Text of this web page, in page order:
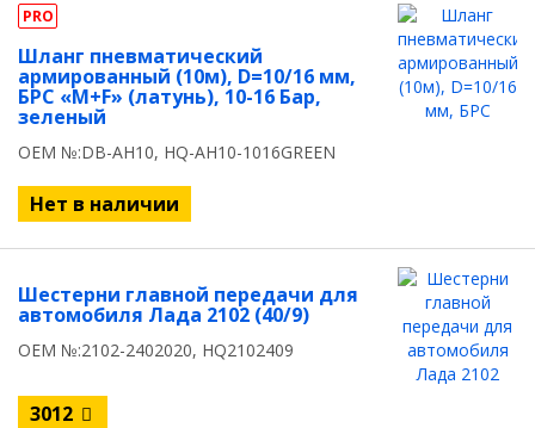
PRO
Шланг пневматический
армированный (10м), D=10/16 мм,
БРС «M+F» (латунь), 10-16 Бар,
зеленый
OEM №:DB-AH10, HQ-AH10-1016GREEN
Нет в наличии
Шестерни главной передачи для
автомобиля Лада 2102 (40/9)
OEM №:2102-2402020, HQ2102409
3012